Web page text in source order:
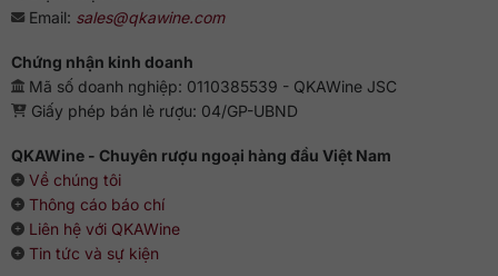
Email: sales@qkawine.com
Chứng nhận kinh doanh
Mã số doanh nghiệp: 0110385539 - QKAWine JSC
Giấy phép bán lẻ rượu: 04/GP-UBND
QKAWine - Chuyên rượu ngoại hàng đầu Việt Nam
Về chúng tôi
Thông cáo báo chí
Liên hệ với QKAWine
Tin tức và sự kiện